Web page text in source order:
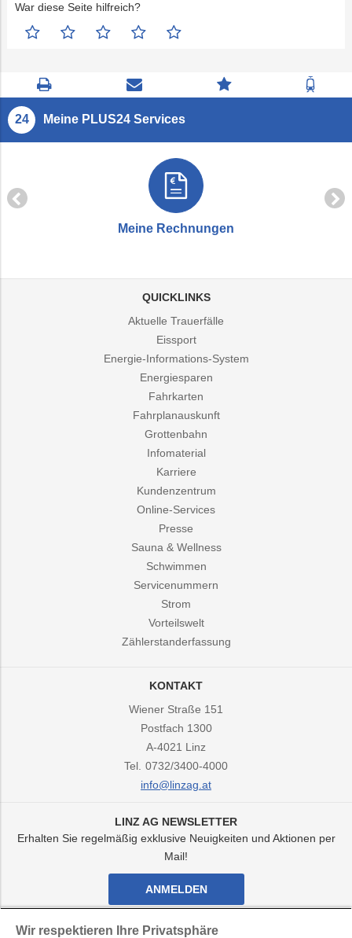
War diese Seite hilfreich?
Seite
drucken
Kontaktseite
öffnen
Zum
Feedback
Zur
Meine PLUS24 Services
Meine Rechnungen
QUICKLINKS
Aktuelle Trauerfälle
Eissport
Energie-Informations-System
Energiesparen
Fahrkarten
Fahrplanauskunft
Grottenbahn
Infomaterial
Karriere
Kundenzentrum
Online-Services
Presse
Sauna & Wellness
Schwimmen
Servicenummern
Strom
Vorteilswelt
Zählerstanderfassung
KONTAKT
Wiener Straße 151
Postfach 1300
A-4021 Linz
Tel. 0732/3400-4000
info@linzag.at
LINZ AG NEWSLETTER
Erhalten Sie regelmäßig exklusive Neuigkeiten und Aktionen per
Mail!
ANMELDEN
Facebook
TwitterYoutube
Wir respektieren Ihre Privatsphäre